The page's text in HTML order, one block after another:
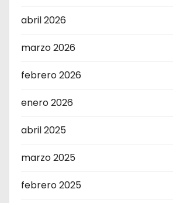
abril 2026
marzo 2026
febrero 2026
enero 2026
abril 2025
marzo 2025
febrero 2025